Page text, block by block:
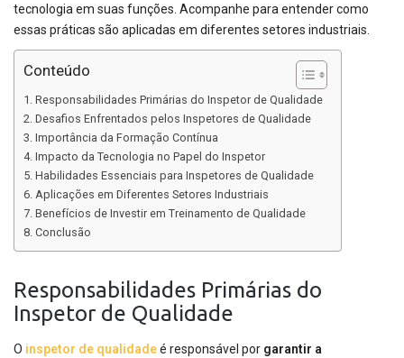
tecnologia em suas funções. Acompanhe para entender como
essas práticas são aplicadas em diferentes setores industriais.
Conteúdo
Responsabilidades Primárias do Inspetor de Qualidade
Desafios Enfrentados pelos Inspetores de Qualidade
Importância da Formação Contínua
Impacto da Tecnologia no Papel do Inspetor
Habilidades Essenciais para Inspetores de Qualidade
Aplicações em Diferentes Setores Industriais
Benefícios de Investir em Treinamento de Qualidade
Conclusão
Responsabilidades Primárias do
Inspetor de Qualidade
O inspetor de qualidadeé responsável por garantir a